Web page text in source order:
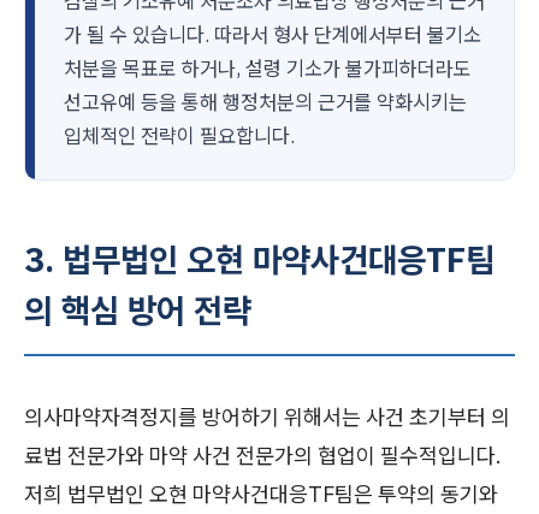
가 될 수 있습니다. 따라서 형사 단계에서부터 불기소
처분을 목표로 하거나, 설령 기소가 불가피하더라도
선고유예 등을 통해 행정처분의 근거를 약화시키는
입체적인 전략이 필요합니다.
3. 법무법인 오현 마약사건대응TF팀
의 핵심 방어 전략
의사마약자격정지를 방어하기 위해서는 사건 초기부터 의
료법 전문가와 마약 사건 전문가의 협업이 필수적입니다.
저희 법무법인 오현 마약사건대응TF팀은 투약의 동기와